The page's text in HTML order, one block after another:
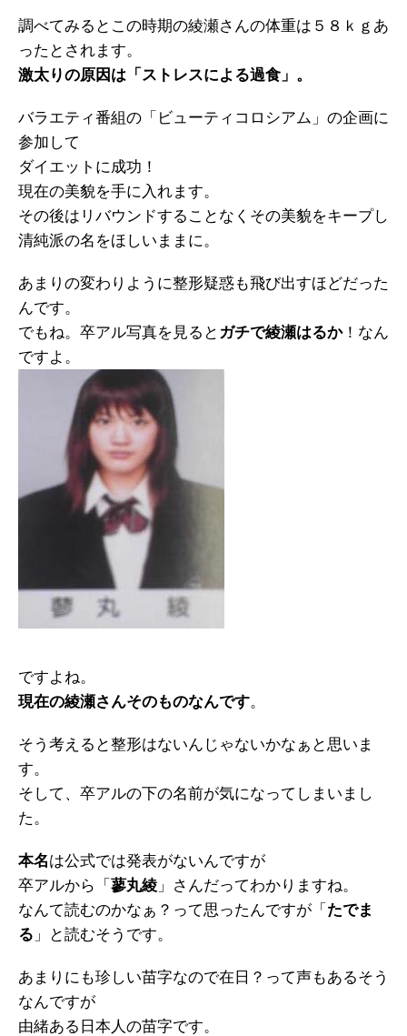
調べてみるとこの時期の綾瀬さんの体重は５８ｋｇあ
ったとされます。
激太りの原因は「ストレスによる過食」。
バラエティ番組の「ビューティコロシアム」の企画に
参加して
ダイエットに成功！
現在の美貌を手に入れます。
その後はリバウンドすることなくその美貌をキープし
清純派の名をほしいままに。
あまりの変わりように整形疑惑も飛び出すほどだった
んです。
でもね。卒アル写真を見ると ガチで綾瀬はるか！なん
ですよ。
ですよね。
現在の綾瀬さんそのものなんです。
そう考えると整形はないんじゃないかなぁと思いま
す。
そして、卒アルの下の名前が気になってしまいまし
た。
本名は公式では発表がないんですが
卒アルから「 蓼丸綾 」さんだってわかりますね。
なんて読むのかなぁ？って思ったんですが「 たでま
る 」と読むそうです。
あまりにも珍しい苗字なので在日？って声もあるそう
なんですが
由緒ある日本人の苗字です。